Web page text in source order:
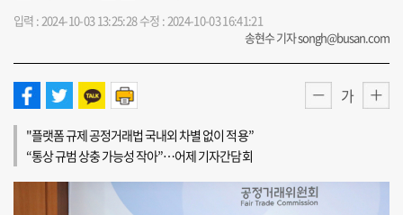
입력 : 2024-10-03 13:25:28수정 : 2024-10-03 16:41:21
송현수 기자 songh@busan.com
가
"플랫폼 규제 공정거래법 국내외 차별 없이 적용”
“통상 규범 상충 가능성 작아”…어제 기자간담회